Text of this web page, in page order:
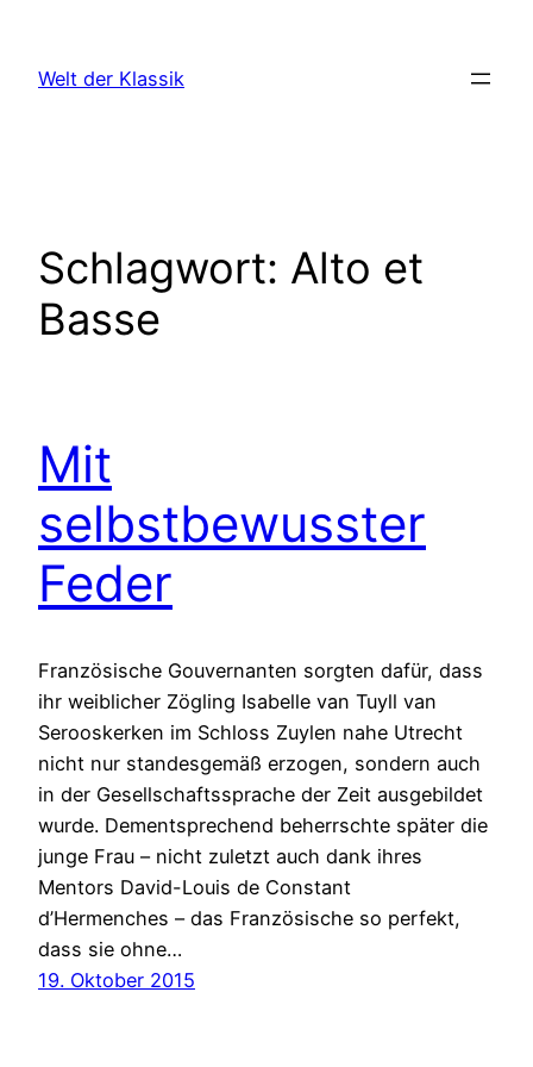
springen
Welt der Klassik
Schlagwort: Alto et
Basse
Mit
selbstbewusster
Feder
Französische Gouvernanten sorgten dafür, dass
ihr weiblicher Zögling Isabelle van Tuyll van
Serooskerken im Schloss Zuylen nahe Utrecht
nicht nur standesgemäß erzogen, sondern auch
in der Gesellschaftssprache der Zeit ausgebildet
wurde. Dementsprechend beherrschte später die
junge Frau – nicht zuletzt auch dank ihres
Mentors David-Louis de Constant
d’Hermenches – das Französische so perfekt,
dass sie ohne…
19. Oktober 2015